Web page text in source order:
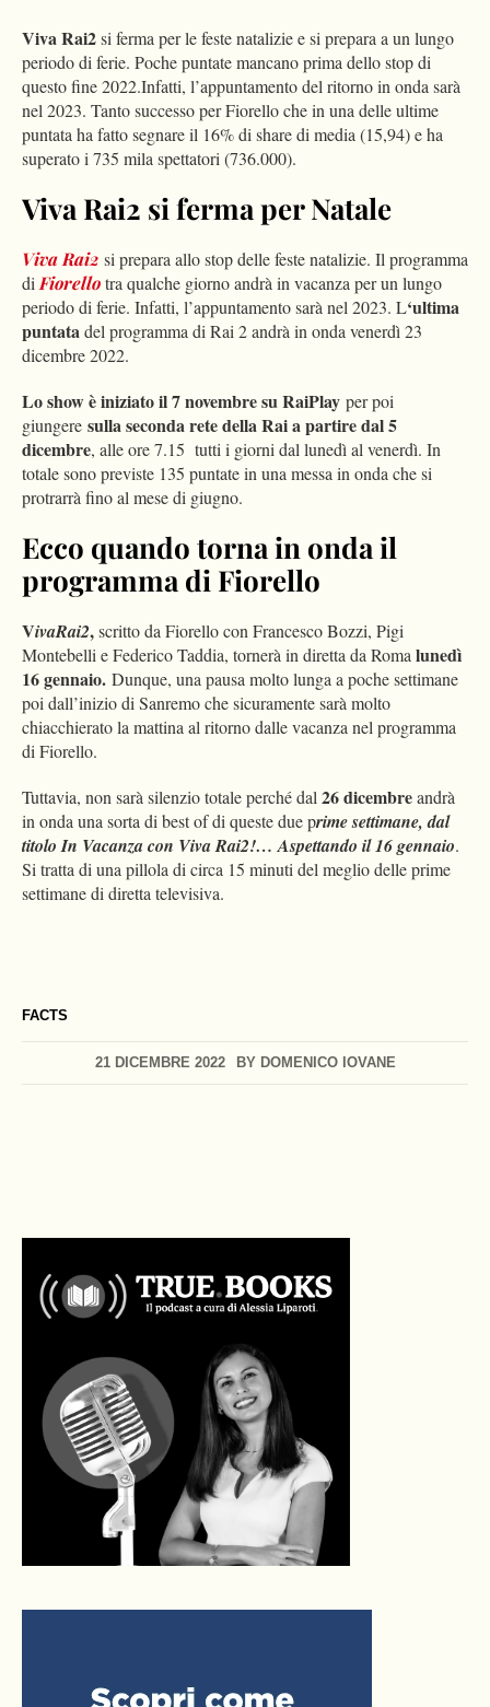
FACTS
21 DICEMBRE 2022 BY DOMENICO IOVANE
Viva Rai2si ferma per le feste natalizie e si prepara a un lungo
periodo di ferie. Poche puntate mancano prima dello stop di
questo fine 2022.Infatti, l’appuntamento del ritorno in onda sarà
nel 2023. Tanto successo per Fiorello che in una delle ultime
puntata ha fatto segnare il 16% di share di media (15,94) e ha
superato i 735 mila spettatori (736.000).
Viva Rai2 si ferma per Natale
Viva Rai2 si prepara allo stop delle feste natalizie. Il programma
diFiorellotra qualche giorno andrà in vacanza per un lungo
periodo di ferie. Infatti, l’appuntamento sarà nel 2023. L‘ultima
puntatadel programma di Rai 2 andrà in onda venerdì 23
dicembre 2022.
Lo show è iniziato il 7 novembre su RaiPlay per poi
giungere sulla seconda rete della Rai a partire dal 5
dicembre, alle ore 7.15 tutti i giorni dal lunedì al venerdì. In
totale sono previste 135 puntate in una messa in onda che si
protrarrà fino al mese di giugno.
Ecco quando torna in onda il
programma di Fiorello
VivaRai2,scritto da Fiorello con Francesco Bozzi, Pigi
Montebelli e Federico Taddia, tornerà in diretta da Romalunedì
16 gennaio. Dunque, una pausa molto lunga a poche settimane
poi dall’inizio di Sanremo che sicuramente sarà molto
chiacchierato la mattina al ritorno dalle vacanza nel programma
di Fiorello.
Tuttavia, non sarà silenzio totale perché dal26 dicembreandrà
in onda una sorta di best of di queste due prime settimane, dal
titolo In Vacanza con Viva Rai2!… Aspettando il 16 gennaio.
Si tratta di una pillola di circa 15 minuti del meglio delle prime
settimane di diretta televisiva.